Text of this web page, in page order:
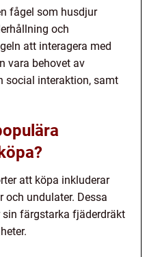
fågel som husdjur
och
att interagera med
vara behovet av
social interaktion, samt
att köpa inkluderar
och undulater. Dessa
färgstarka fjäderdräkt